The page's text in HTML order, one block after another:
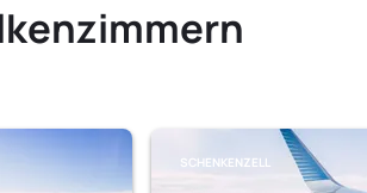
SCHENKENZELL